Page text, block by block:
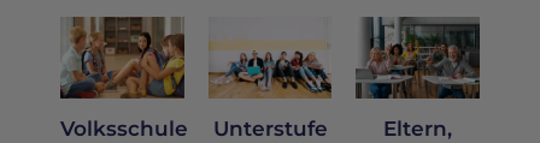
Volksschule
Unterstufe
Eltern,